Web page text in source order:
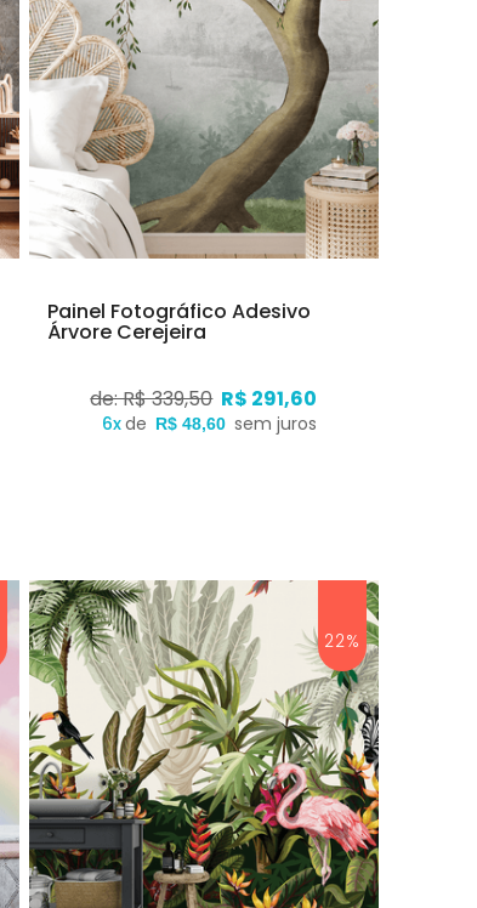
Painel Fotográfico Adesivo
Árvore Cerejeira
de: R$ 339,50 R$ 291,60
6xde R$ 48,60 sem juros
22%